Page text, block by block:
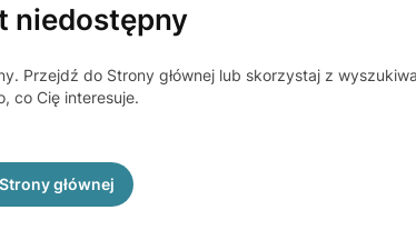
niedostępny
Przejdź do Strony głównej lub skorzystaj z
co Cię interesuje.
głównej